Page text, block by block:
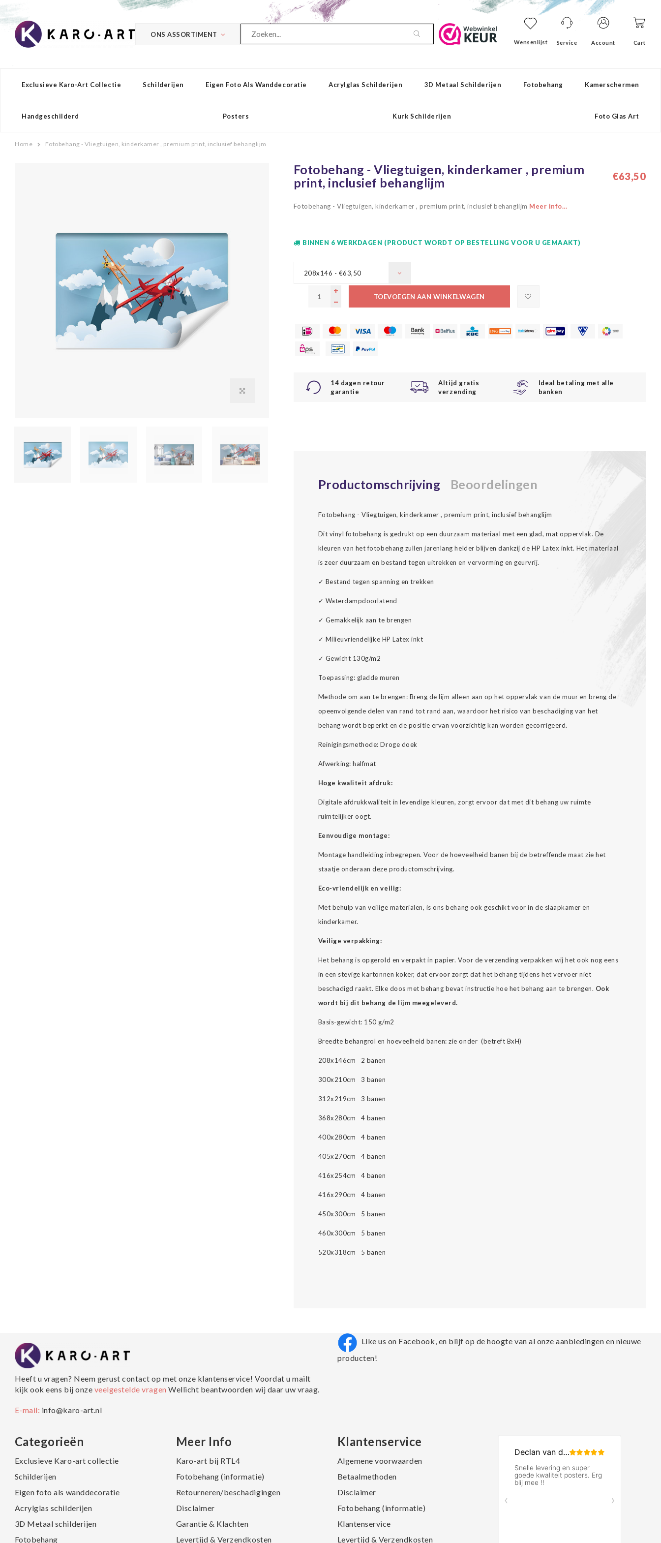
ONS ASSORTIMENT
Wensenlijst Service Account Cart
Exclusieve Karo-Art Collectie Schilderijen Eigen Foto Als Wanddecoratie Acrylglas Schilderijen 3D Metaal Schilderijen Fotobehang Kamerschermen
Handgeschilderd Posters Kurk Schilderijen Foto Glas Art
Home Fotobehang - Vliegtuigen, kinderkamer , premium print, inclusief behanglijm
Fotobehang - Vliegtuigen, kinderkamer , premium
print, inclusief behanglijm
€63,50
Fotobehang - Vliegtuigen, kinderkamer , premium print, inclusief behanglijm Meer info...
BINNEN 6 WERKDAGEN (PRODUCT WORDT OP BESTELLING VOOR U GEMAAKT)
208x146 - €63,50
TOEVOEGEN AAN WINKELWAGEN
14 dagen retour
garantie
Altijd gratis
verzending
Ideal betaling met alle
banken
Productomschrijving Beoordelingen
Fotobehang - Vliegtuigen, kinderkamer , premium print, inclusief behanglijm
Dit vinyl fotobehang is gedrukt op een duurzaam materiaal met een glad, mat oppervlak. De
kleuren van het fotobehang zullen jarenlang helder blijven dankzij de HP Latex inkt. Het materiaal
is zeer duurzaam en bestand tegen uitrekken en vervorming en geurvrij.
✓ Bestand tegen spanning en trekken
✓ Waterdampdoorlatend
✓ Gemakkelijk aan te brengen
✓ Milieuvriendelijke HP Latex inkt
✓ Gewicht 130g/m2
Toepassing: gladde muren
Methode om aan te brengen: Breng de lijm alleen aan op het oppervlak van de muur en breng de
opeenvolgende delen van rand tot rand aan, waardoor het risico van beschadiging van het
behang wordt beperkt en de positie ervan voorzichtig kan worden gecorrigeerd.
Reinigingsmethode: Droge doek
Afwerking: halfmat
Hoge kwaliteit afdruk:
Digitale afdrukkwaliteit in levendige kleuren, zorgt ervoor dat met dit behang uw ruimte
ruimtelijker oogt.
Eenvoudige montage:
Montage handleiding inbegrepen. Voor de hoeveelheid banen bij de betreffende maat zie het
staatje onderaan deze productomschrijving.
Eco-vriendelijk en veilig:
Met behulp van veilige materialen, is ons behang ook geschikt voor in de slaapkamer en
kinderkamer.
Veilige verpakking:
Het behang is opgerold en verpakt in papier. Voor de verzending verpakken wij het ook nog eens
in een stevige kartonnen koker, dat ervoor zorgt dat het behang tijdens het vervoer niet
beschadigd raakt. Elke doos met behang bevat instructie hoe het behang aan te brengen. Ook
wordt bij dit behang de lijm meegeleverd.
Basis-gewicht: 150 g/m2
Breedte behangrol en hoeveelheid banen: zie onder (betreft BxH)
208x146cm 2 banen
300x210cm 3 banen
312x219cm 3 banen
368x280cm 4 banen
400x280cm 4 banen
405x270cm 4 banen
416x254cm 4 banen
416x290cm 4 banen
450x300cm 5 banen
460x300cm 5 banen
520x318cm 5 banen
Heeft u vragen? Neem gerust contact op met onze klantenservice! Voordat u mailt
kijk ook eens bij onze veelgestelde vragenWellicht beantwoorden wij daar uw vraag.
E-mail: info@karo-art.nl
Like us on Facebook, en blijf op de hoogte van al onze aanbiedingen en nieuwe
producten!
Categorieën
Exclusieve Karo-art collectie
Schilderijen
Eigen foto als wanddecoratie
Acrylglas schilderijen
3D Metaal schilderijen
Fotobehang
Meer Info
Karo-art bij RTL4
Fotobehang (informatie)
Retourneren/beschadigingen
Disclaimer
Garantie & Klachten
Levertijd & Verzendkosten
Klantenservice
Algemene voorwaarden
Betaalmethoden
Disclaimer
Fotobehang (informatie)
Klantenservice
Levertijd & Verzendkosten